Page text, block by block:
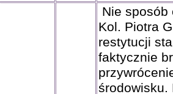
Nie sposób
Kol. Piotra
restytucji
faktycznie
środowisku.